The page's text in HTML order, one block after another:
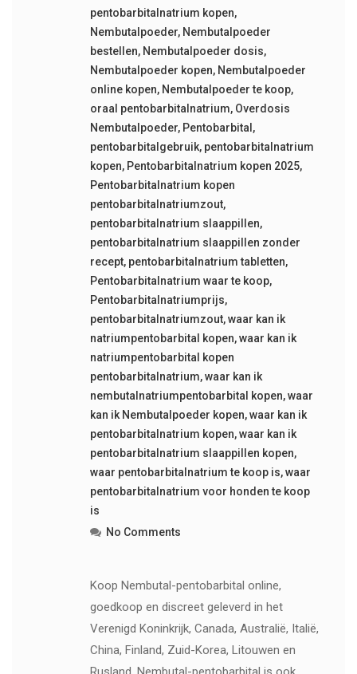
pentobarbitalnatrium kopen,
Nembutalpoeder, Nembutalpoeder
bestellen, Nembutalpoeder dosis,
Nembutalpoeder kopen, Nembutalpoeder
online kopen, Nembutalpoeder te koop,
oraal pentobarbitalnatrium, Overdosis
Nembutalpoeder, Pentobarbital ,
pentobarbitalgebruik, pentobarbitalnatrium
kopen, Pentobarbitalnatrium kopen 2025,
Pentobarbitalnatrium kopen
pentobarbitalnatriumzout,
pentobarbitalnatrium slaappillen,
pentobarbitalnatrium slaappillen zonder
recept, pentobarbitalnatrium tabletten,
Pentobarbitalnatrium waar te koop,
Pentobarbitalnatriumprijs,
pentobarbitalnatriumzout,waar kan ik
natriumpentobarbital kopen,waar kan ik
natriumpentobarbital kopen
pentobarbitalnatrium,waar kan ik
nembutalnatriumpentobarbital kopen,waar
kan ik Nembutalpoeder kopen,waar kan ik
pentobarbitalnatrium kopen,waar kan ik
pentobarbitalnatrium slaappillen kopen,
waar pentobarbitalnatrium te koop is,waar
pentobarbitalnatrium voor honden te koop
is
No Comments
Koop Nembutal-pentobarbital online,
goedkoop en discreet geleverd in het
Verenigd Koninkrijk, Canada, Australië, Italië,
China, Finland, Zuid-Korea, Litouwen en